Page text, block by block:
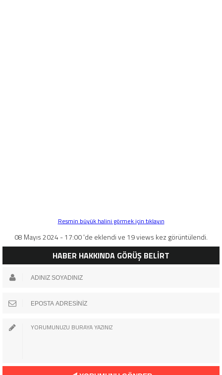
Resmin büyük halini görmek için tıklayın
08 Mayıs 2024 - 17:00 'de eklendi ve 19 views kez görüntülendi.
HABER HAKKINDA GÖRÜŞ BELİRT